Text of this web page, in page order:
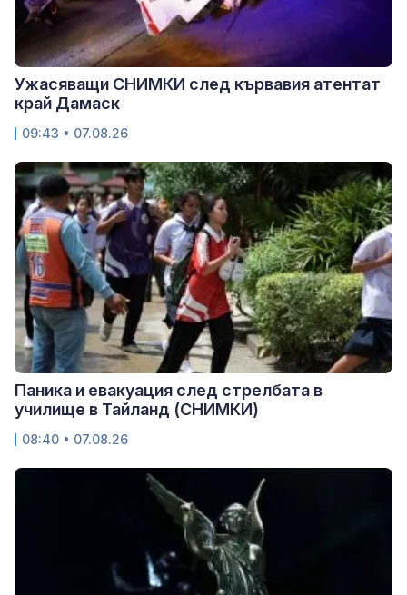
Ужасяващи СНИМКИ след кървавия атентат
край Дамаск
09:43 • 07.08.26
Паника и евакуация след стрелбата в
училище в Тайланд (СНИМКИ)
08:40 • 07.08.26